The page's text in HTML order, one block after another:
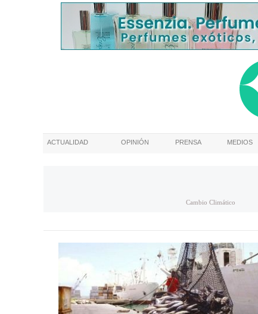
ACTUALIDAD OPINIÓN PRENSA MEDIOS
Cambio Climático